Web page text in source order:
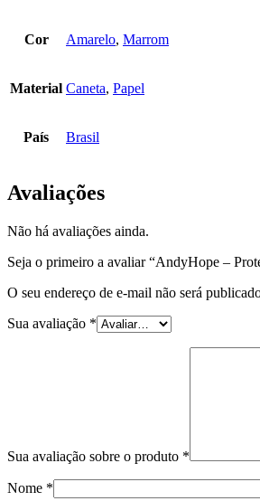
Cor Amarelo, Marrom
Material Caneta, Papel
País Brasil
Avaliações
Não há avaliações ainda.
Seja o primeiro a avaliar “AndyHope –
O seu endereço de e-mail não será
Sua avaliação *
Sua avaliação sobre o produto *
Nome *